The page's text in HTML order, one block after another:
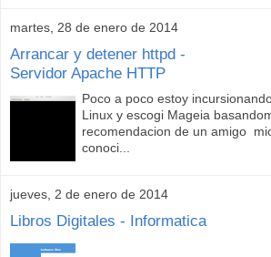
martes, 28 de enero de 2014
Arrancar y detener httpd -
Servidor Apache HTTP
Poco a poco estoy
Linux y escogi Mageia
recomendacion de un amigo
conoci...
jueves, 2 de enero de 2014
Libros Digitales - Informatica